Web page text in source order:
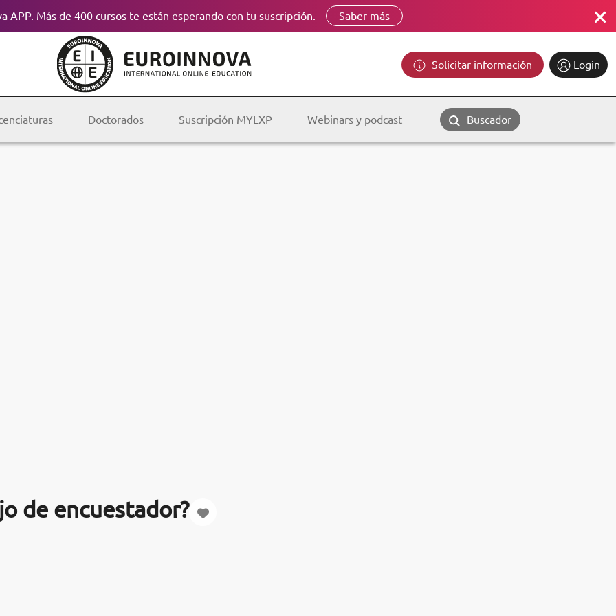
APP. Más de 400 cursos te están esperando con tu suscripción. Saber más
Solicitar información Login
Doctorados Suscripción MYLXP Webinars y podcast Buscador
de encuestador?